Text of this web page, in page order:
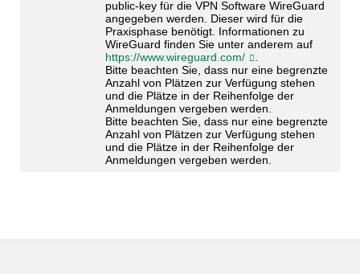
public-key für die VPN Software WireGuard
angegeben werden. Dieser wird für die
Praxisphase benötigt. Informationen zu
WireGuard finden Sie unter anderem auf
https://www.wireguard.com/
Bitte beachten Sie, dass nur eine begrenzte
Anzahl von Plätzen zur Verfügung stehen
und die Plätze in der Reihenfolge der
Anmeldungen vergeben werden.
Bitte beachten Sie, dass nur eine begrenzte
Anzahl von Plätzen zur Verfügung stehen
und die Plätze in der Reihenfolge der
Anmeldungen vergeben werden.